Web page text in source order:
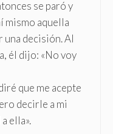
se paró y
mismo aquella
una decisión. Al
él dijo: «No voy
que me acepte
decirle a mi
ella».